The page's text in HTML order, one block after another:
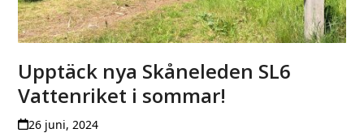
Upptäck nya Skåneleden SL6
Vattenriket i sommar!
26 juni, 2024